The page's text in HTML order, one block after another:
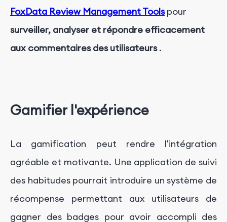
FoxData Review Management Toolspour
surveiller, analyser et répondre efficacement
aux commentaires des utilisateurs.
Gamifier l'expérience
La gamification peut rendre l'intégration
agréable et motivante. Une application de suivi
des habitudes pourrait introduire un système de
récompense permettant aux utilisateurs de
gagner des badges pour avoir accompli des